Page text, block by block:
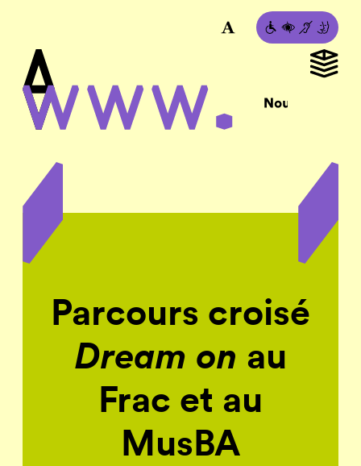
Parcours croisé
Dream on au
Frac et au
MusBA